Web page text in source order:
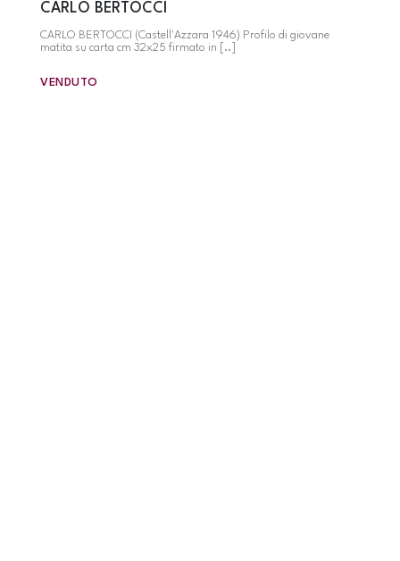
CARLO BERTOCCI
CARLO BERTOCCI (Castell'Azzara 1946) Profilo di giovane
matita su carta cm 32x25 firmato in [..]
VENDUTO